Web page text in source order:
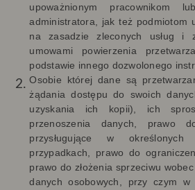
upoważnionym pracownikom
administratora, jak też podmiotom
na zasadzie zleconych usług i
umowami powierzenia
podstawie innego dozwolonego
Osobie której dane są
żądania dostępu do swoich
uzyskania ich kopii), ich
przenoszenia danych, prawo
przysługujące w określonych
przypadkach, prawo do
prawo do złożenia sprzeciwu
danych osobowych, przy czym w